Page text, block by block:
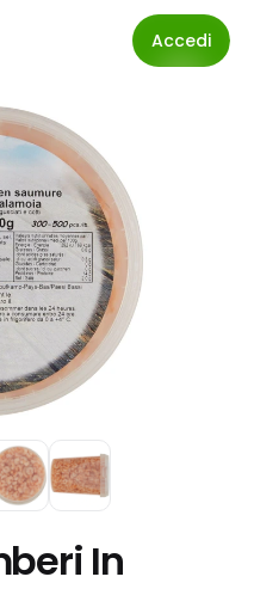
Accedi
In